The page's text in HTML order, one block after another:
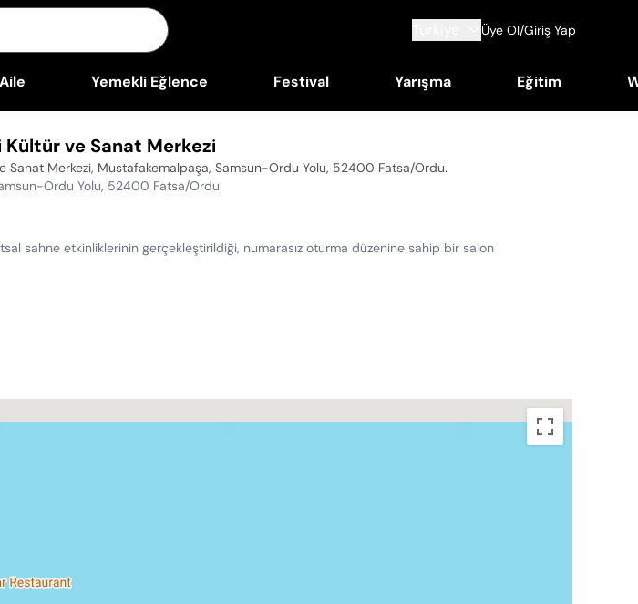
Üye Ol/Giriş Yap
Yemekli Eğlence Festival Yarışma Eğitim
Kültür ve Sanat Merkezi
Sanat Merkezi, Mustafakemalpaşa, Samsun-Ordu Yolu, 52400 Fatsa/Ordu.
Ordu Yolu, 52400 Fatsa/Ordu
sahne etkinliklerinin gerçekleştirildiği, numarasız oturma düzenine sahip bir salon